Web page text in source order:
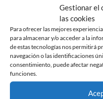
Gestionar el
las cookies
Para ofrecer las mejores
para almacenar y/o acceder a la
de estas tecnologías nos permitirá
navegación o las identificaciones
consentimiento, puede afectar
funciones.
EL SABADELL EMPATA